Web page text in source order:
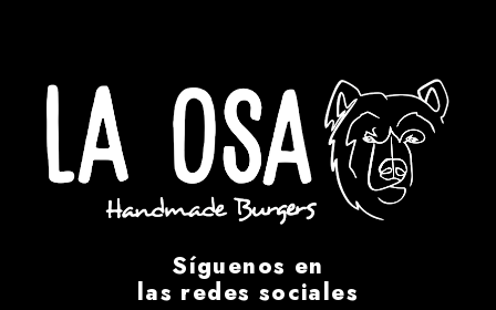
Síguenos en
las redes sociales